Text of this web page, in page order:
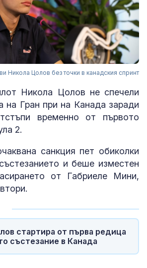
Никола Цолов без точки в канадския спринт
Никола Цолов не спечели
на Гран при на Канада заради
временно от първото
2.
санкция пет обиколки
и беше изместен
от Габриеле Мини,
стартира от първа редица
състезание в Канада